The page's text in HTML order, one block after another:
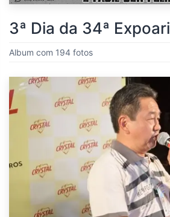
3ª Dia da 34ª Expoari
Album com 194 fotos